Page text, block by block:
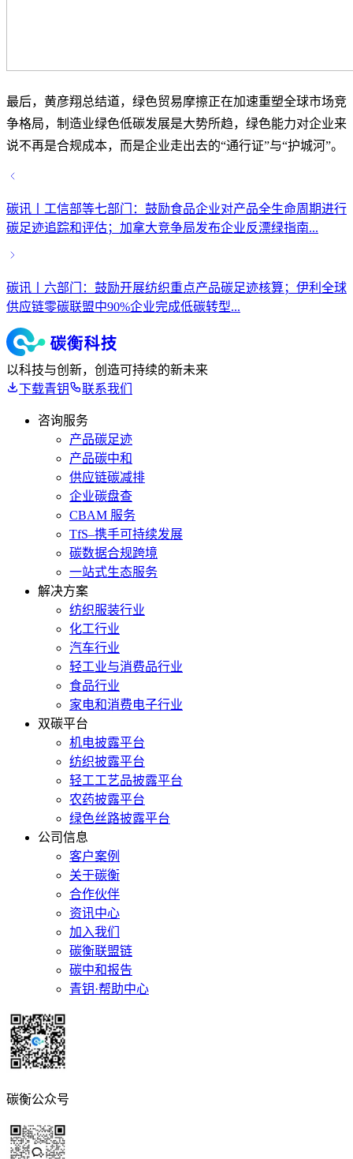
最后，黄彦翔总结道，绿色贸易摩擦正在加速重塑全球市场竞
争格局，制造业绿色低碳发展是大势所趋，绿色能力对企业来
说不再是合规成本，而是企业走出去的“通行证”与“护城河”。
碳讯丨工信部等七部门：鼓励食品企业对产品全生命周期进行
碳足迹追踪和评估；加拿大竞争局发布企业反漂绿指南...
碳讯丨六部门：鼓励开展纺织重点产品碳足迹核算；伊利全球
供应链零碳联盟中90%企业完成低碳转型...
以科技与创新，创造可持续的新未来
下载青钥
联系我们
咨询服务
产品碳足迹
产品碳中和
供应链碳减排
企业碳盘查
CBAM 服务
TfS–携手可持续发展
碳数据合规跨境
一站式生态服务
解决方案
纺织服装行业
化工行业
汽车行业
轻工业与消费品行业
食品行业
家电和消费电子行业
双碳平台
机电披露平台
纺织披露平台
轻工工艺品披露平台
农药披露平台
绿色丝路披露平台
公司信息
客户案例
关于碳衡
合作伙伴
资讯中心
加入我们
碳衡联盟链
碳中和报告
青钥·帮助中心
碳衡公众号